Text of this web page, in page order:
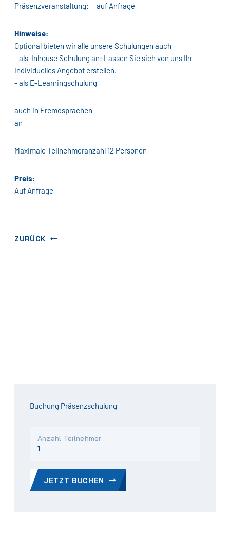
Präsenzveranstaltung: auf Anfrage
Hinweise:
Optional bieten wir alle unsere Schulungen auch
- als Inhouse Schulung an: Lassen Sie sich von uns Ihr
individuelles Angebot erstellen.
- als E-Learningschulung
auch in Fremdsprachen
an
Maximale Teilnehmeranzahl 12 Personen
Preis:
Auf Anfrage
ZURÜCK
Buchung Präsenzschulung
Anzahl Teilnehmer
JETZT BUCHEN